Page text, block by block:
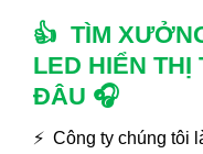
👍 TÌM
LED HIỂN
ĐÂU 🎧
⚡ Công ty chúng tôi